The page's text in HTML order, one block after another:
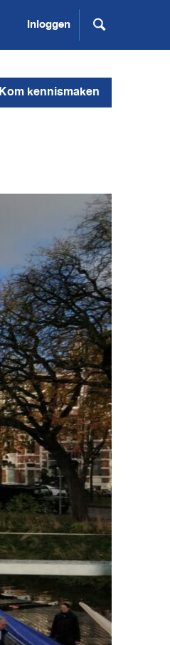
Inloggen
Kom kennismaken